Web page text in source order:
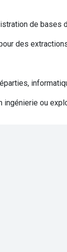
de bases
des
ou